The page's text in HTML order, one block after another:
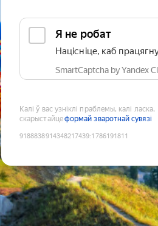
Я не робат
Націсніце, каб
SmartCaptcha by Yandex
Калі ў вас узніклі праблемы, калі ласка,
скарыстайцеформай зваротнай сувязі
9188838914348217439:1786191811